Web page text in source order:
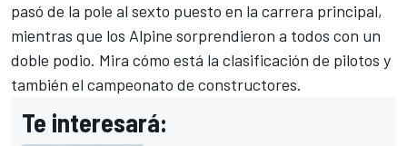
pasó de la pole al sexto puesto en la carrera principal,
mientras que los Alpine sorprendieron a todos con un
doble podio. Mira cómo está la clasificación de pilotos y
también el campeonato de constructores.
Te interesará: